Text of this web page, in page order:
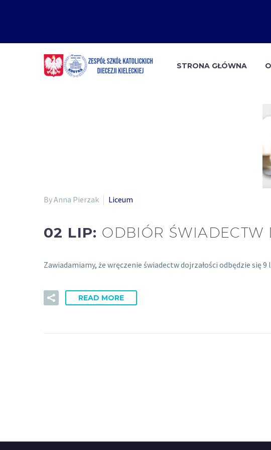
STRONA GŁÓWNA
By Anna Pierzak Liceum
02 LIP: ODBIÓR ŚWIADECTW
Zawiadamiamy, że wręczenie świadectw dojrzałości odbędzie
READ MORE